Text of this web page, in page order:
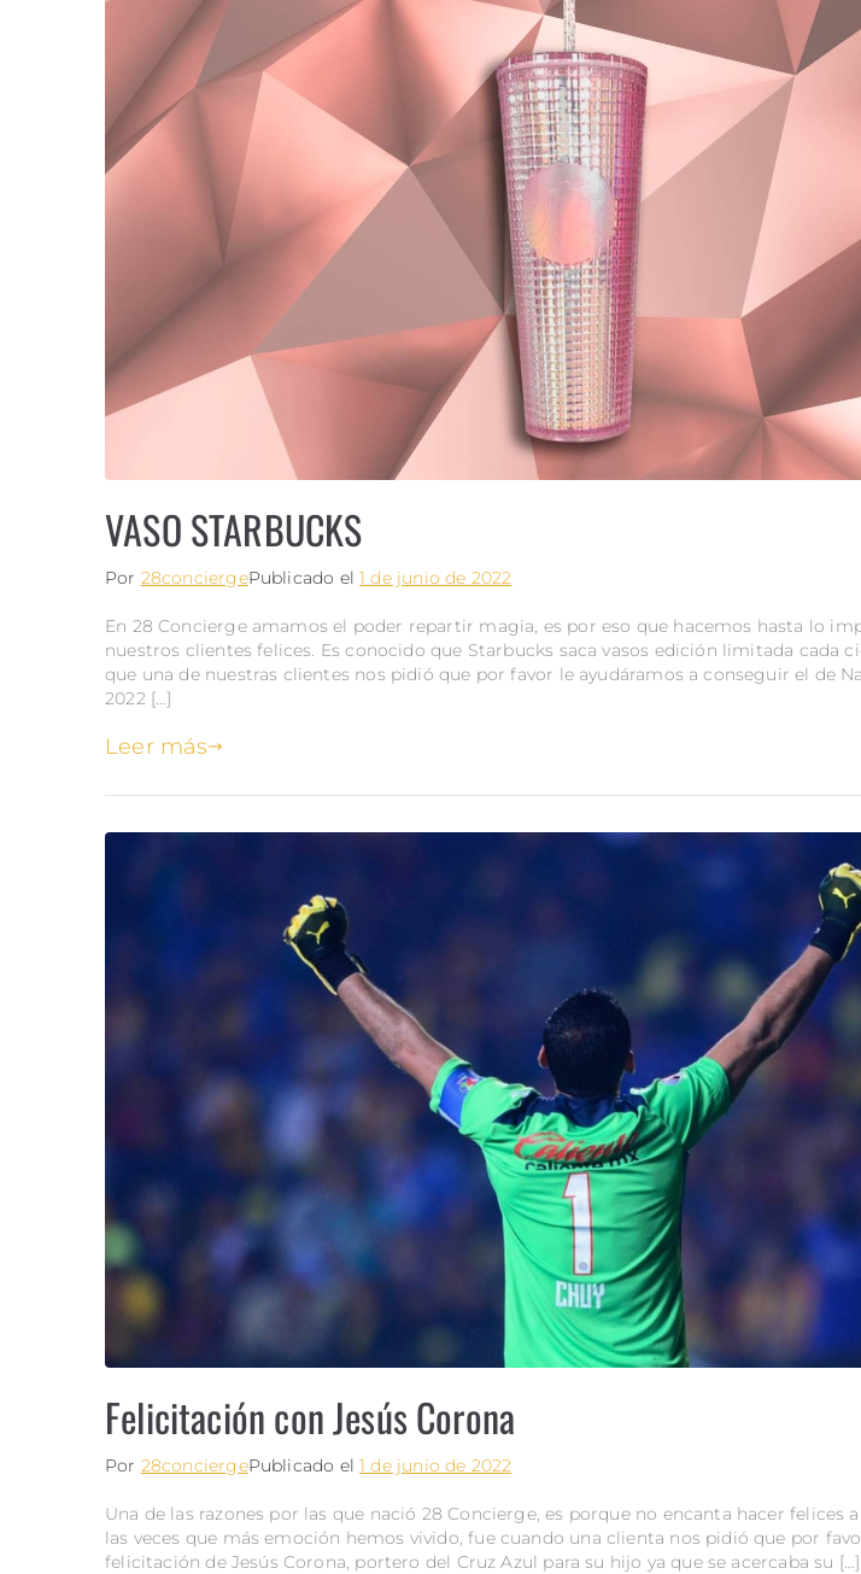
VASO STARBUCKS
Por 28conciergePublicado el1 de junio de 2022
En 28 Concierge amamos el poder repartir magia, es por eso que hacemos hasta lo
nuestros clientes felices. Es conocido que Starbucks saca vasos edición limitada cada
que una de nuestras clientes nos pidió que por favor le ayudáramos a conseguir el de
2022 […]
Leer más
Felicitación con Jesús Corona
Por 28conciergePublicado el1 de junio de 2022
Una de las razones por las que nació 28 Concierge, es porque no encanta hacer felices
las veces que más emoción hemos vivido, fue cuando una clienta nos pidió que por
felicitación de Jesús Corona, portero del Cruz Azul para su hijo ya que se acercaba su […]